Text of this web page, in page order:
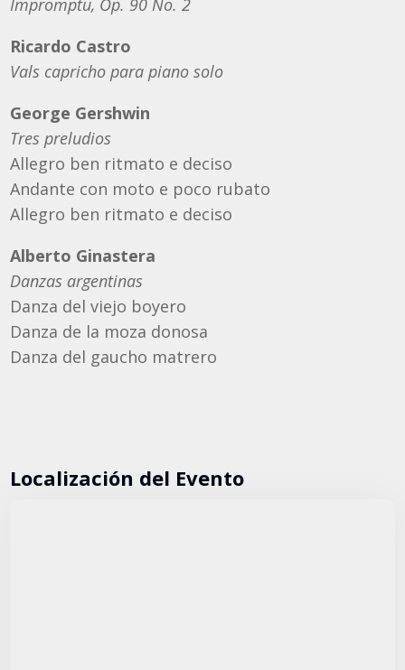
Impromptu, Op. 90 No. 2
Ricardo Castro
Vals capricho para piano solo
George Gershwin
Tres preludios
Allegro ben ritmato e deciso
Andante con moto e poco rubato
Allegro ben ritmato e deciso
Alberto Ginastera
Danzas argentinas
Danza del viejo boyero
Danza de la moza donosa
Danza del gaucho matrero
Localización del Evento